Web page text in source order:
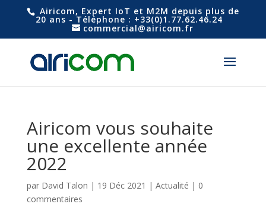
Airicom, Expert IoT et M2M depuis plus de
20 ans - Téléphone : +33(0)1.77.62.46.24
commercial@airicom.fr
Airicom vous souhaite
une excellente année
2022
par David Talon | 19 Déc 2021 | Actualité | 0
commentaires